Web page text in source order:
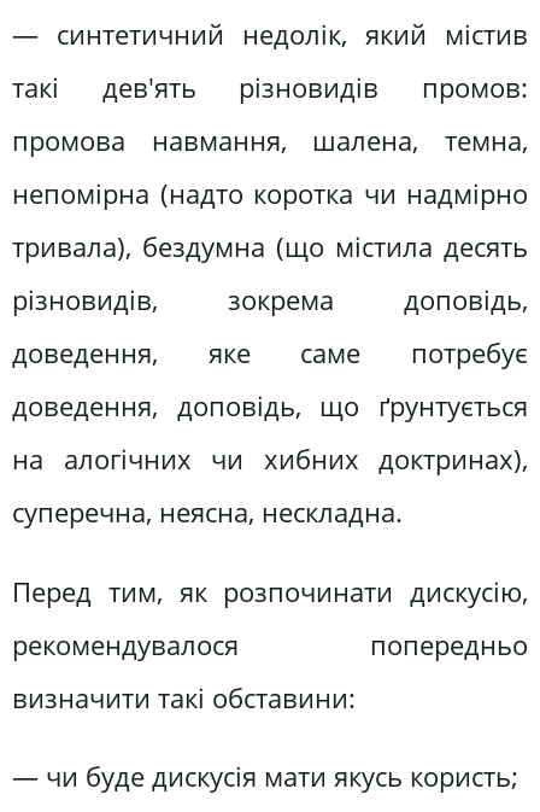
— синтетичний недолік, який містив
такі дев'ять різновидів промов:
промова навмання, шалена, темна,
непомірна (надто коротка чи надмірно
тривала), бездумна (що містила десять
різновидів, зокрема доповідь,
доведення, яке саме потребує
доведення, доповідь, що ґрунтується
на алогічних чи хибних доктринах),
суперечна, неясна, нескладна.
Перед тим, як розпочинати дискусію,
рекомендувалося попередньо
визначити такі обставини:
— чи буде дискусія мати якусь користь;